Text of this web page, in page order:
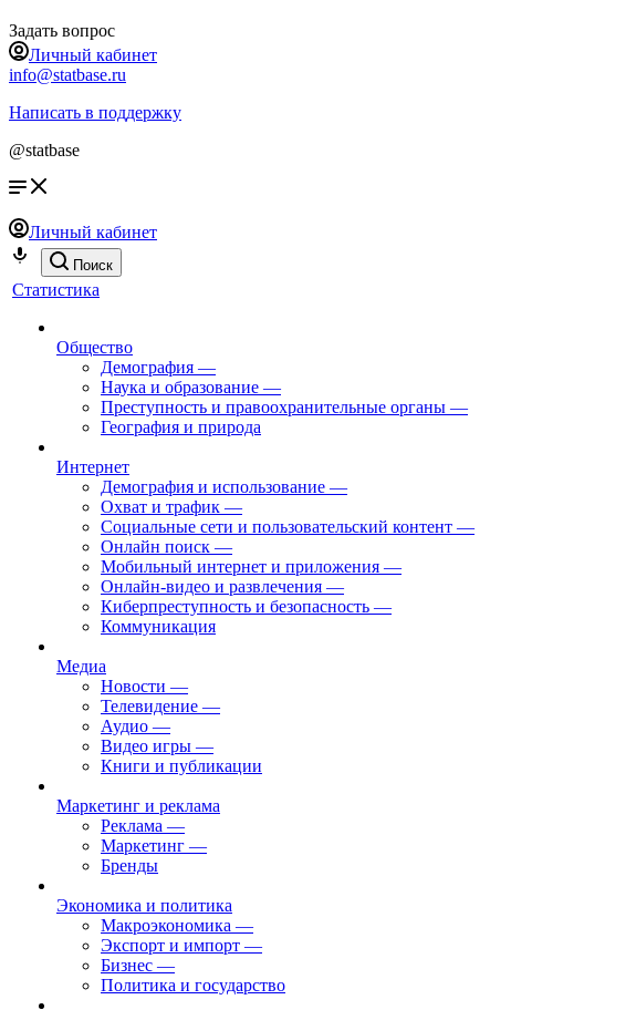
Задать вопрос
Личный кабинет
info@statbase.ru
Написать в поддержку
@statbase
Личный кабинет
Поиск
Статистика
Общество
Демография —
Наука и образование —
Преступность и правоохранительные органы —
География и природа
Интернет
Демография и использование —
Охват и трафик —
Социальные сети и пользовательский контент —
Онлайн поиск —
Мобильный интернет и приложения —
Онлайн-видео и развлечения —
Киберпреступность и безопасность —
Коммуникация
Медиа
Новости —
Телевидение —
Аудио —
Видео игры —
Книги и публикации
Маркетинг и реклама
Реклама —
Маркетинг —
Бренды
Экономика и политика
Макроэкономика —
Экспорт и импорт —
Бизнес —
Политика и государство